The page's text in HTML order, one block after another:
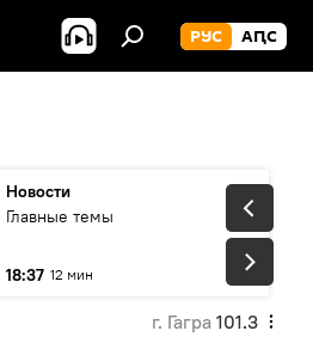
РУС АԤС
Новости
Главные темы
18:37 12 мин
г. Гагра 101.3